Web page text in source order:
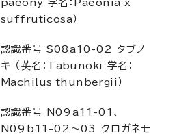
paeony 学名： Paeonia x
suffruticosa）
認識番号 S08a10-02 タブノ
キ （英名： Tabunoki 学名：
Machilus thunbergii ）
認識番号 N09a11-01、
N09b11-02～03 クロガネモ